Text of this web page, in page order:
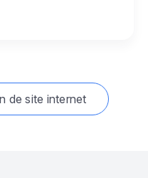
de site internet